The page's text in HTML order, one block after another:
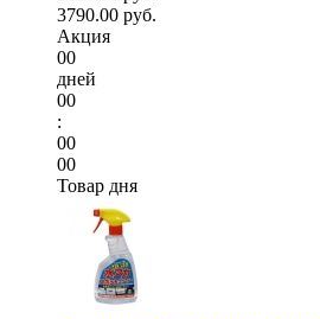
3790.00 руб.
Акция
00
дней
00
:
00
00
Товар дня